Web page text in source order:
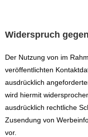
Widerspruch
Der Nutzung von im
veröffentlichten
ausdrücklich
wird hiermit
ausdrücklich rechtliche
Zusendung von
vor.